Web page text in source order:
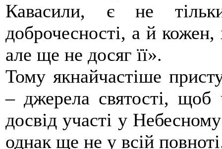
Кавасили, є не
доброчесності, а й кожен,
але ще не досяг її».
Тому якнайчастіше
– джерела святості, щоб
досвід участі у
однак ще не у всій